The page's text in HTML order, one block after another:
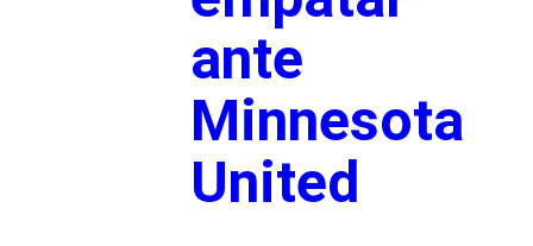
ante
Minnesota
United